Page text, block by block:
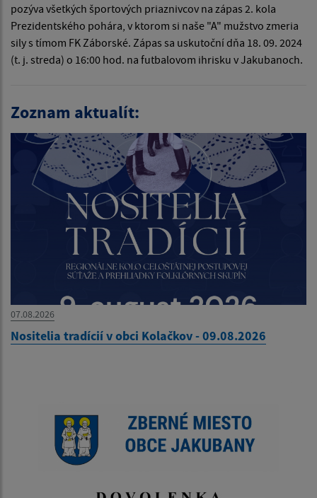
pozýva všetkých športových priaznivcov na zápas 2. kola
Prezidentského pohára, v ktorom si naše "A" mužstvo zmeria
sily s tímom FK Záborské. Zápas sa uskutoční dňa 18. 09. 2024
(t. j. streda) o 16:00 hod. na futbalovom ihrisku v Jakubanoch.
Zoznam aktualít:
07.08.2026
Nositelia tradícií v obci Kolačkov - 09.08.2026